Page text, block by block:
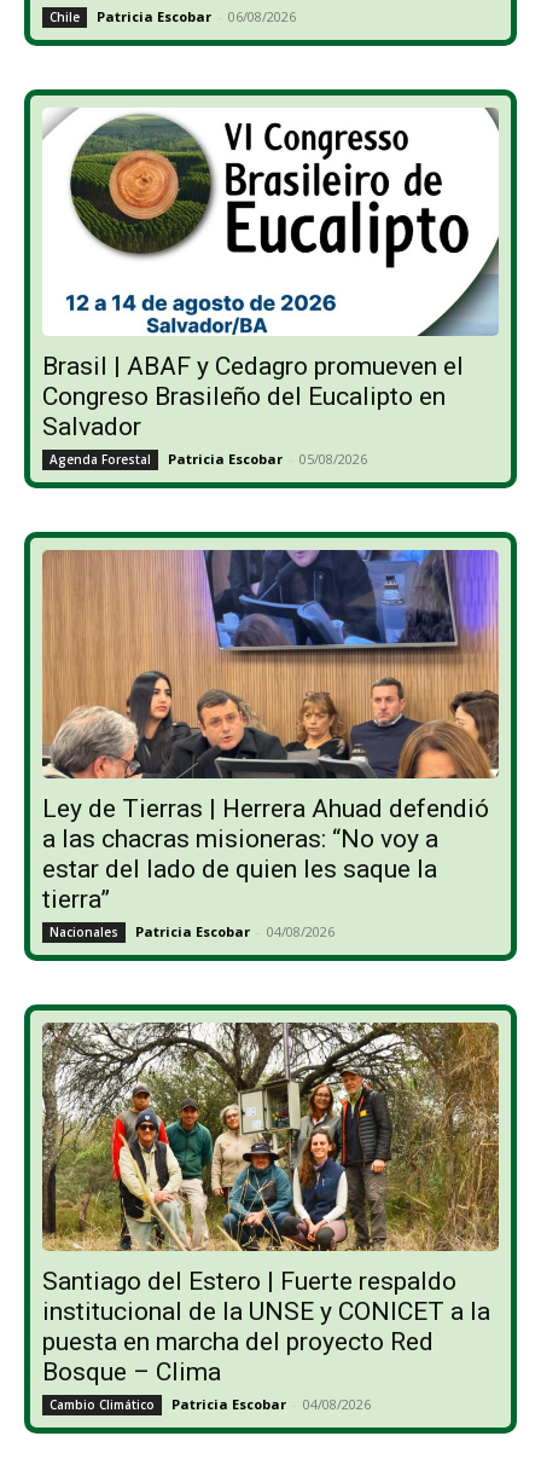
Chile Patricia Escobar - 06/08/2026
Brasil | ABAF y Cedagro promueven el
Congreso Brasileño del Eucalipto en
Salvador
Agenda Forestal Patricia Escobar - 05/08/2026
Ley de Tierras | Herrera Ahuad defendió
a las chacras misioneras: “No voy a
estar del lado de quien les saque la
tierra”
Nacionales Patricia Escobar - 04/08/2026
Santiago del Estero | Fuerte respaldo
institucional de la UNSE y CONICET a la
puesta en marcha del proyecto Red
Bosque – Clima
Cambio Climático Patricia Escobar - 04/08/2026